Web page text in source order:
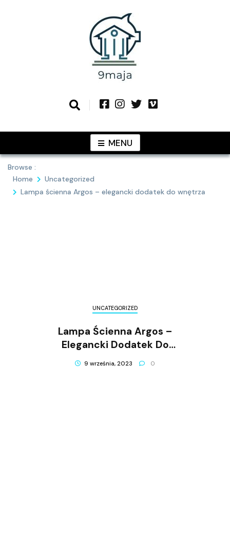
9MAJApomysłami
MENU
Browse :
Home
Uncategorized
Lampa ścienna Argos – elegancki dodatek do wnętrza
UNCATEGORIZED
Lampa Ścienna Argos –
Elegancki Dodatek Do
Wnętrza
9 września, 2023 0